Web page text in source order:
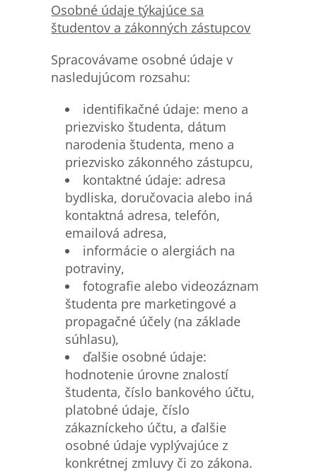
Osobné údaje týkajúce sa
študentov a zákonných zástupcov
Spracovávame osobné údaje v
nasledujúcom rozsahu:
identifikačné údaje: meno a
priezvisko študenta, dátum
narodenia študenta, meno a
priezvisko zákonného zástupcu,
kontaktné údaje: adresa
bydliska, doručovacia alebo iná
kontaktná adresa, telefón,
emailová adresa,
informácie o alergiách na
potraviny,
fotografie alebo videozáznam
študenta pre marketingové a
propagačné účely (na základe
súhlasu),
ďalšie osobné údaje:
hodnotenie úrovne znalostí
študenta, číslo bankového účtu,
platobné údaje, číslo
zákazníckeho účtu, a ďalšie
osobné údaje vyplývajúce z
konkrétnej zmluvy či zo zákona.